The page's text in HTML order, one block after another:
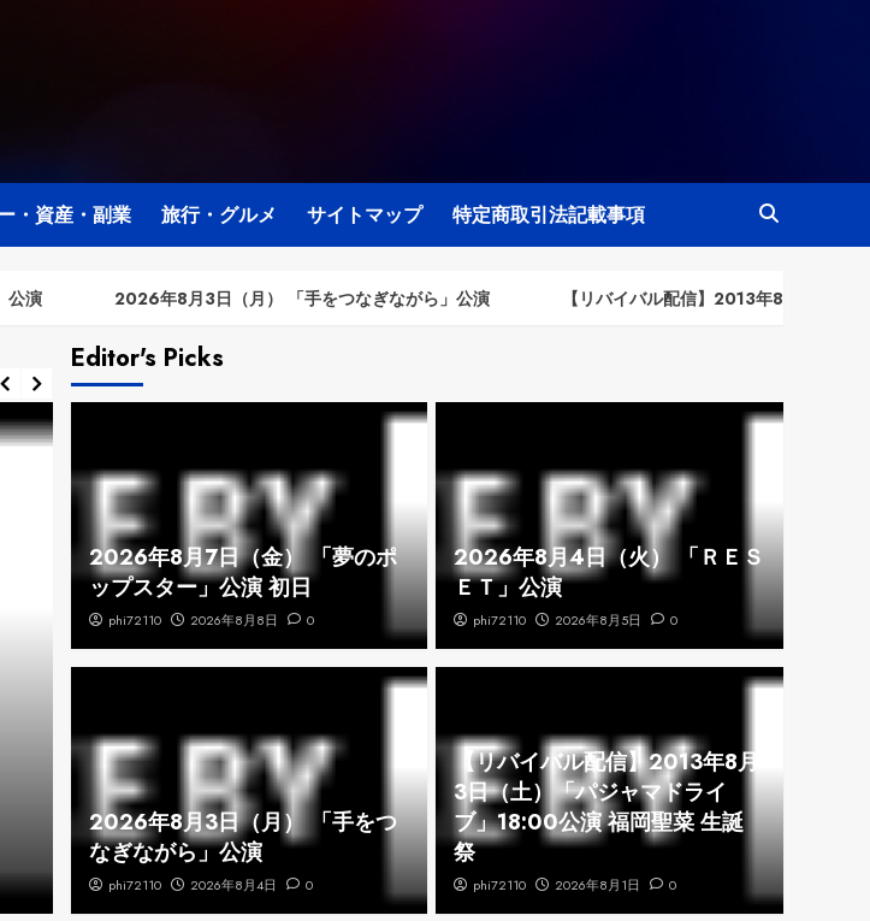
・資産・副業 旅行・グルメ サイトマップ 特定商取引法記載事項
2026年8月3日（月） 「手をつなぎながら」公演 【リバイバル配信】2013年8月3日（土）「パジャマ
2026年8月4日（火） 「ＲＥＳＥ
Ｔ」公演
phi72110 2026年8月5日 0
Editor's Picks
2026年8月7日（金） 「夢のポ
ップスター」公演 初日
phi72110 2026年8月8日 0
2026年8月4日（火） 「ＲＥＳ
ＥＴ」公演
phi72110 2026年8月5日 0
2026年8月3日（月） 「手をつ
なぎながら」公演
phi72110 2026年8月4日 0
【リバイバル配信】2013年8月
3日（土）「パジャマドライ
ブ」18:00公演 福岡聖菜 生誕
祭
phi72110 2026年8月1日 0